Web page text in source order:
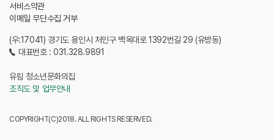
(우:17041) 경기도 용인시 처인구 백옥대로 1392번길 29 (유방동)
대표번호 : 031.328.9891
유림 청소년문화의집
조직도 및 업무안내
COPYRIGHT(C)2018. ALL RIGHTS RESERVED.
서비스약관
이메일 무단수집 거부